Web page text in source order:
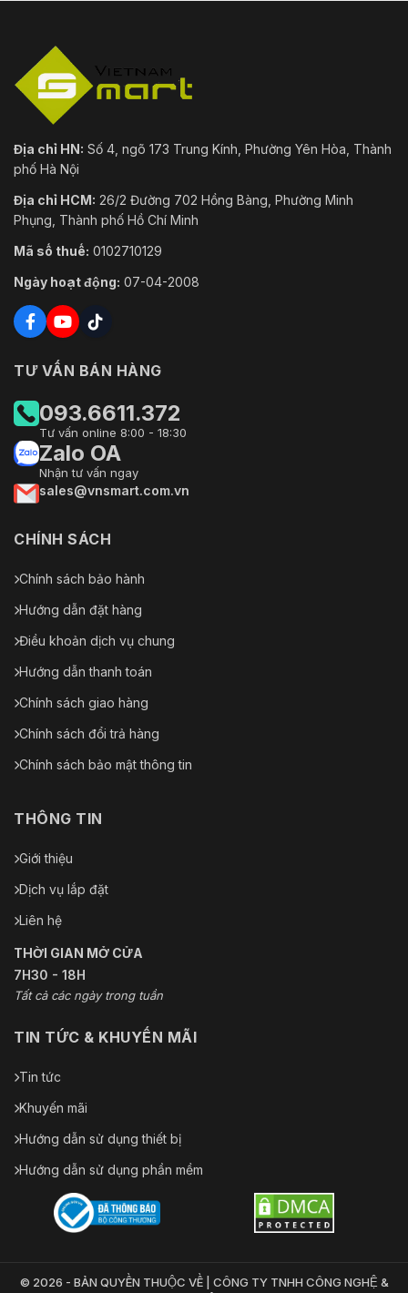
Địa chỉ HN: Số 4, ngõ 173 Trung Kính, Phường Yên Hòa, Thành
phố Hà Nội
Địa chỉ HCM: 26/2 Đường 702 Hồng Bàng, Phường Minh
Phụng, Thành phố Hồ Chí Minh
Mã số thuế: 0102710129
Ngày hoạt động: 07-04-2008
TƯ VẤN BÁN HÀNG
093.6611.372
Tư vấn online 8:00 - 18:30
Zalo OA
Nhận tư vấn ngay
sales@vnsmart.com.vn
CHÍNH SÁCH
Chính sách bảo hành
Hướng dẫn đặt hàng
Điều khoản dịch vụ chung
Hướng dẫn thanh toán
Chính sách giao hàng
Chính sách đổi trả hàng
Chính sách bảo mật thông tin
THÔNG TIN
Giới thiệu
Dịch vụ lắp đặt
Liên hệ
THỜI GIAN MỞ CỬA
7H30 - 18H
Tất cả các ngày trong tuần
TIN TỨC & KHUYẾN MÃI
Tin tức
Khuyến mãi
Hướng dẫn sử dụng thiết bị
Hướng dẫn sử dụng phần mềm
© 2026 - BẢN QUYỀN THUỘC VỀ | CÔNG TY TNHH CÔNG NGHỆ &